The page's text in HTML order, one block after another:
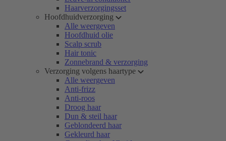
Haarverzorgingsset
Hoofdhuidverzorging
Alle weergeven
Hoofdhuid olie
Scalp scrub
Hair tonic
Zonnebrand & verzorging
Verzorging volgens haartype
Alle weergeven
Anti-frizz
Anti-roos
Droog haar
Dun & steil haar
Geblondeerd haar
Gekleurd haar